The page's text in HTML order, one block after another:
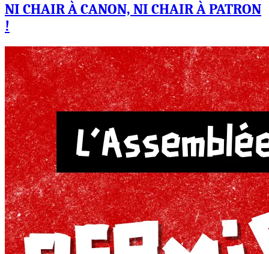
NI CHAIR À CANON, NI CHAIR À PATRON
!